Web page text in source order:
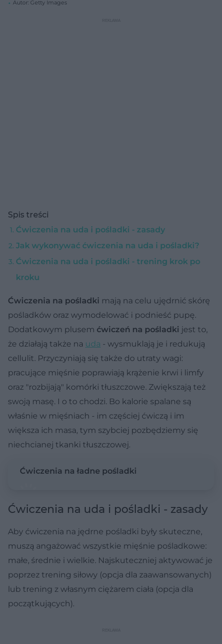
Autor: Getty Images
Spis treści
Ćwiczenia na uda i pośladki - zasady
Jak wykonywać ćwiczenia na uda i pośladki?
Ćwiczenia na uda i pośladki - trening krok po
kroku
Ćwiczenia na pośladki mają na celu ujędrnić skórę
pośladków oraz wymodelować i podnieść pupę.
Dodatkowym plusem ćwiczeń na pośladki jest to,
że działają także na uda - wysmuklają je i redukują
cellulit. Przyczyniają się także do utraty wagi:
pracujące mięśnie poprawiają krążenie krwi i limfy
oraz "rozbijają" komórki tłuszczowe. Zwiększają też
swoją masę. I o to chodzi. Bo kalorie spalane są
właśnie w mięśniach - im częściej ćwiczą i im
większa ich masa, tym szybciej pozbędziemy się
niechcianej tkanki tłuszczowej.
Ćwiczenia na ładne pośladki
Ćwiczenia na uda i pośladki - zasady
Aby ćwiczenia na jędrne pośladki były skuteczne,
muszą angażować wszystkie mięśnie pośladkowe:
małe, średnie i wielkie. Najskuteczniej aktywować je
poprzez trening siłowy (opcja dla zaawansowanych)
lub trening z własnym ciężarem ciała (opcja dla
początkujących).